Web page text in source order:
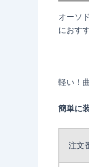
オーソ
におす
軽い！
簡単に
注文